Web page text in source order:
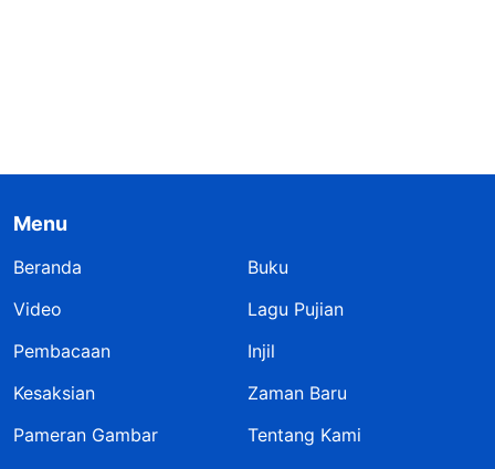
Menu
Beranda
Buku
Video
Lagu Pujian
Pembacaan
Injil
Kesaksian
Zaman Baru
Pameran Gambar
Tentang Kami